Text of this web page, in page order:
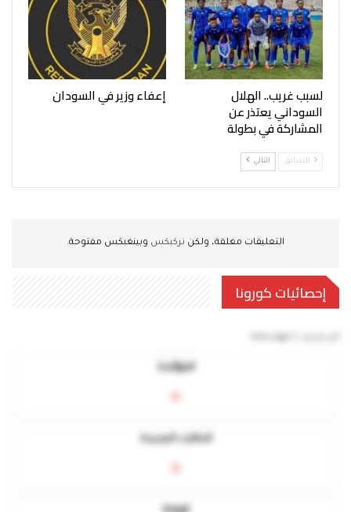
لسبب غريب.. الهلال
السوداني يعتذر عن
المشاركة في بطولة
إعفاء وزير في السودان
السابق التالي
التعليقات مغلقة، ولكن تركبكس وبينغبكس مفتوحة.
إحصائيات كورونا
المؤكدة
0
الحالات الجديدة
0